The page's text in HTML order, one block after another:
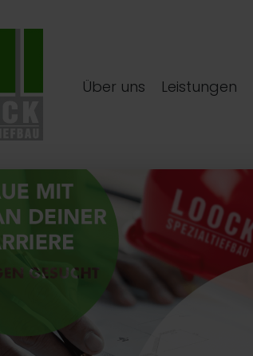
Über uns Leistungen